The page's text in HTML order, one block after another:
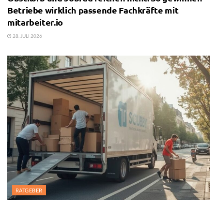
Betriebe wirklich passende Fachkräfte mit
mitarbeiter.io
28. JULI 2026
RATGEBER